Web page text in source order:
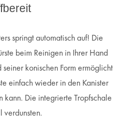
springt automatisch auf! Die
beim Reinigen in Ihrer Hand
konischen Form ermöglicht
einfach wieder in den Kanister
Die integrierte Tropfschale
verdunsten.